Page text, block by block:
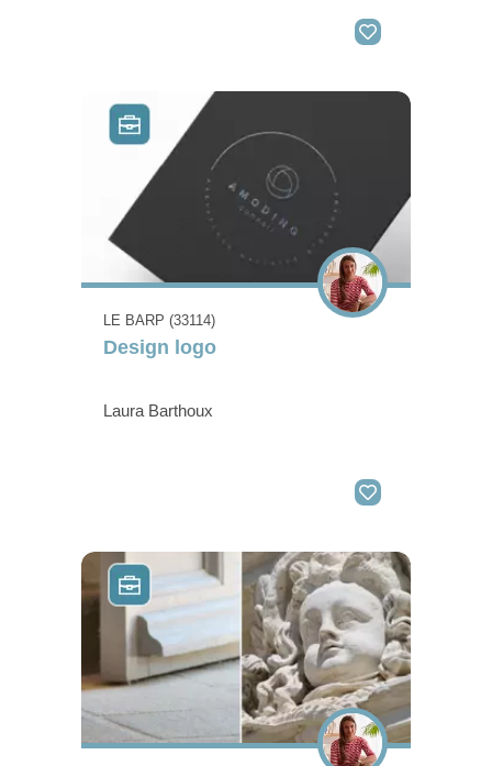
LE BARP (33114)
Design logo
Laura Barthoux